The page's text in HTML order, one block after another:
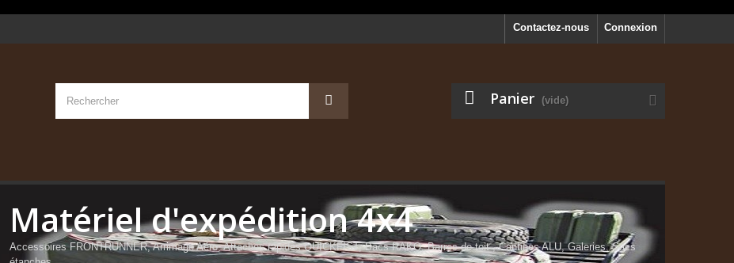
Connexion
Contactez-nous
Panier (vide)
Matériel d'expédition 4x4
Accessoires FRONTRUNNER, Arrimage Aéro, Attaches rapides QUICKFIST, Bacs RAKO, Barres de toit , Cantines ALU, Galeries, Sacs